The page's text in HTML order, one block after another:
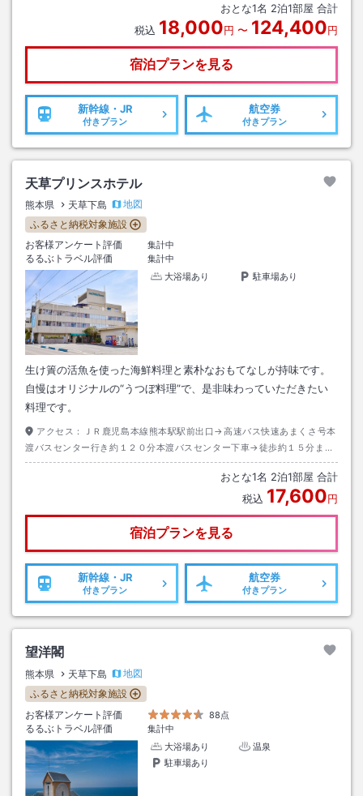
おとな1名 2泊1部屋 合計
税込 18,000円 〜 124,400円
宿泊プランを見る
新幹線・JR
付きプラン
航空券
付きプラン
天草プリンスホテル
熊本県 天草下島
地図
ふるさと納税対象施設
お客様アンケート評価
集計中
るるぶトラベル評価
集計中
大浴場あり
駐車場あり
生け簀の活魚を使った海鮮料理と素朴なおもてなしが持味です。
自慢はオリジナルの“うつぼ料理”で、是非味わっていただきたい
料理です。
アクセス：
ＪＲ鹿児島本線熊本駅駅前出口→高速バス快速あまくさ号本
渡バスセンター行き約１２０分本渡バスセンター下車→徒歩約１５分また
はタクシー約３分
おとな1名 2泊1部屋 合計
税込 17,600円
宿泊プランを見る
新幹線・JR
付きプラン
航空券
付きプラン
望洋閣
熊本県 天草下島
地図
ふるさと納税対象施設
お客様アンケート評価
88点
るるぶトラベル評価
集計中
大浴場あり
温泉
駐車場あり